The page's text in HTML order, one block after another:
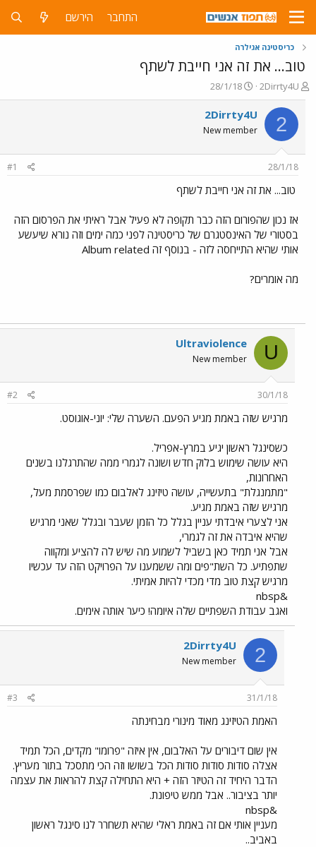
התחבר הירשם
כריסטינה אגילרה
טוב... את זה אני חייבת לשתף
פ
ו
ת
ח
ה
ש
א
2Dirrty4U
פ
ו
ר
ס
ם
ר
28/1/18
2
2Dirrty4U
New member
28/1/18
#1
טוב... את זה אני חייבת לשתף
אז נכון שהפורום הזה כבר תקופה לא פעיל אבל ראיתי את הפרסום הזה
בסטורי של האינסטגרם של כריסטינה לפני כמה ימים וזה נורא שיעשע
אותי שהיא התייחסה לזה - בנוסף זה Album related
מה אומרים?
U
Ultraviolence
New member
30/1/18
#2
מרגיש שזה באמת מגיע הפעם. השערה שלי: יוני-אוגוסט.
כשסינגל ראשון יגיע במרץ-אפריל.
היא עושה שימוש בלוק חדש ושונה לגמרי ממה שהתרגלנו בשנים
האחרונות,
"מתמנגלת" בתעשייה, עושה טיזינג לאלבום כמו שפרסמת מעל,
מרגיש שזה באמת מגיע.
אני לצערי איבדתי עניין בגלל כל הזמן שעבר ובגלל שאני מרגיש
שהיא איבדה את זה לגמרי,
אבל אני תמיד כאן בשביל לשמוע מה שיש לה להציע ומקווה
שתפתיע. כל השת"פים ומה ששמענו על הפרויקט הזה עד עכשיו
מרגיש קצת טוב מדי מכדי להיות אמיתי.
&nbsp
ואגב עבודת השפתיים שלה איומה! כיער אותה אימים.
2
2Dirrty4U
New member
31/1/18
#3
האמת הטיזינג מאוד מינורי מבחינתה
אין שום דיבורים על האלבום, אין איזה "פרומו" מקדים, הכל תמיד
אצלה סודות סודות סודות הכל בשושו וזה הכי מתסכל בתור מעריץ.
הדבר היחיד זה הטיזר הזה + היא התחילה קצת להראות את עצמה
יותר בציבור.. אבל ממש טיפונת.
&nbsp
מעניין אותי אם זה באמת ראלי שהיא תשחרר לנו סינגל ראשון
באביב..